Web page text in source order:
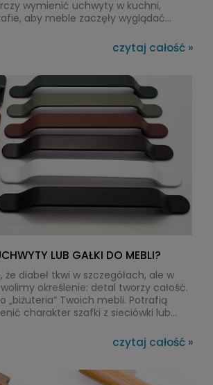
wymienić uchwyty w kuchni,
aby meble zaczęły wyglądać
ale też wizualną - wpływa na styl,
frontów. Co istotne, złoto nie jest już
w nowoczesnych i
wnętrzach.
czytaj całość »
LUB GAŁKI DO MEBLI?
diabeł tkwi w szczegółach, ale w
określenie: detal tworzy całość.
„biżuteria” Twoich mebli. Potrafią
charakter szafki z sieciówki lub
czytaj całość »